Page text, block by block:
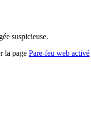
suspicieuse.
la page Pare-feu web activé